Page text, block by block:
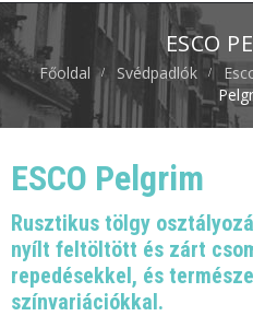
R
M
É
K
E
N
O
O
D
S
M
ESCO
Főoldal Svédpadlók
ESCO Pelgrim
Rusztikus tölgy
nyílt feltöltött és zárt
repedésekkel, és
színvariációkkal.